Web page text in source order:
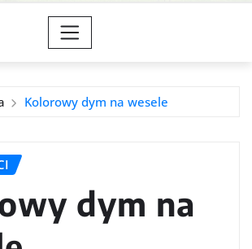
Kolorowy dym na wesele
dym na